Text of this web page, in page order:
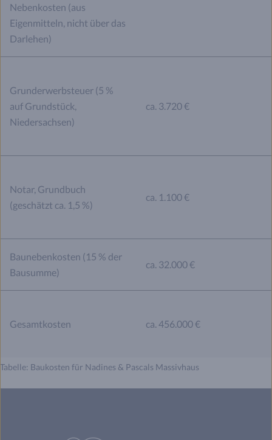
Tabelle: Baukosten für Nadines & Pascals Massivhaus
Nebenkosten (aus
Eigenmitteln, nicht über das
Darlehen)
Grunderwerbsteuer (5 %
auf Grundstück,
Niedersachsen)
ca. 3.720 €
Notar, Grundbuch
(geschätzt ca. 1,5 %)
ca. 1.100 €
Baunebenkosten (15 % der
Bausumme)
ca. 32.000 €
Gesamtkosten ca. 456.000 €